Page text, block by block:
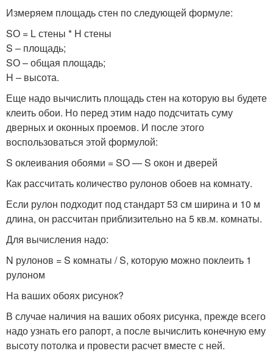
Измеряем площадь стен по следующей формуле:
SО = L стены * H стены
S – площадь;
SО – общая площадь;
H – высота.
Еще надо вычислить площадь стен на которую вы будете
клеить обои. Но перед этим надо подсчитать суму
дверных и оконных проемов. И после этого
воспользоваться этой формулой:
S оклеивания обоями = SО — S окон и дверей
Как рассчитать количество рулонов обоев на комнату.
Если рулон подходит под стандарт 53 см ширина и 10 м
длина, он рассчитан приблизительно на 5 кв.м. комнаты.
Для вычисления надо:
N рулонов = S комнаты / S, которую можно поклеить 1
рулоном
На ваших обоях рисунок?
В случае наличия на ваших обоях рисунка, прежде всего
надо узнать его рапорт, а после вычислить конечную ему
высоту потолка и провести расчет вместе с ней.